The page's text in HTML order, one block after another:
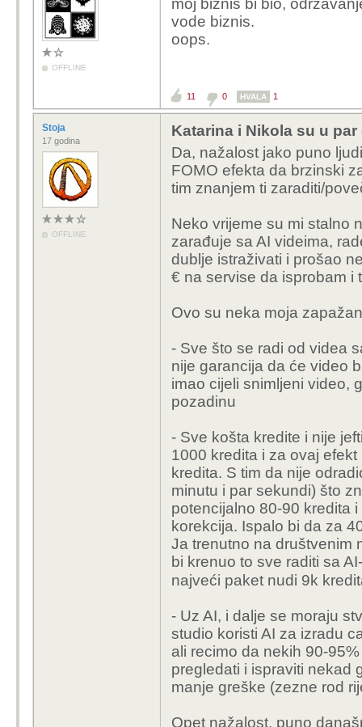
OFFLINE
moj biznis bi bio,
vode biznis.
oops.
11 0 HVALA 1
Stoja
17 godina
OFFLINE
Katarina i Nikola su u
Da, nažalost jako puno
FOMO efekta da brzinski
tim znanjem ti zaraditi/
Neko vrijeme su mi stalno
zarađuje sa AI videima,
dublje istraživati i prošao
€ na servise da isprobam i
Ovo su neka moja
- Sve što se radi od videa
nije garancija da će video
imao cijeli snimljeni video,
pozadinu
- Sve košta kredite i nije
1000 kredita i za ovaj
kredita. S tim da nije
minutu i par sekundi) što
potencijalno 80-90 kredita
korekcija. Ispalo bi da za
Ja trenutno na društvenim
bi krenuo to sve raditi sa
najveći paket nudi 9k
- Uz AI, i dalje se moraju
studio koristi AI za izradu
ali recimo da nekih 90-
pregledati i ispraviti nekad
manje greške (zezne rod
Opet nažalost, puno